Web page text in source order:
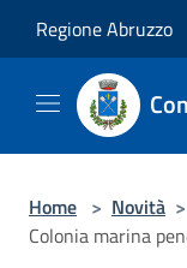
Regione Abruzzo
Home > Novità >
Colonia marina